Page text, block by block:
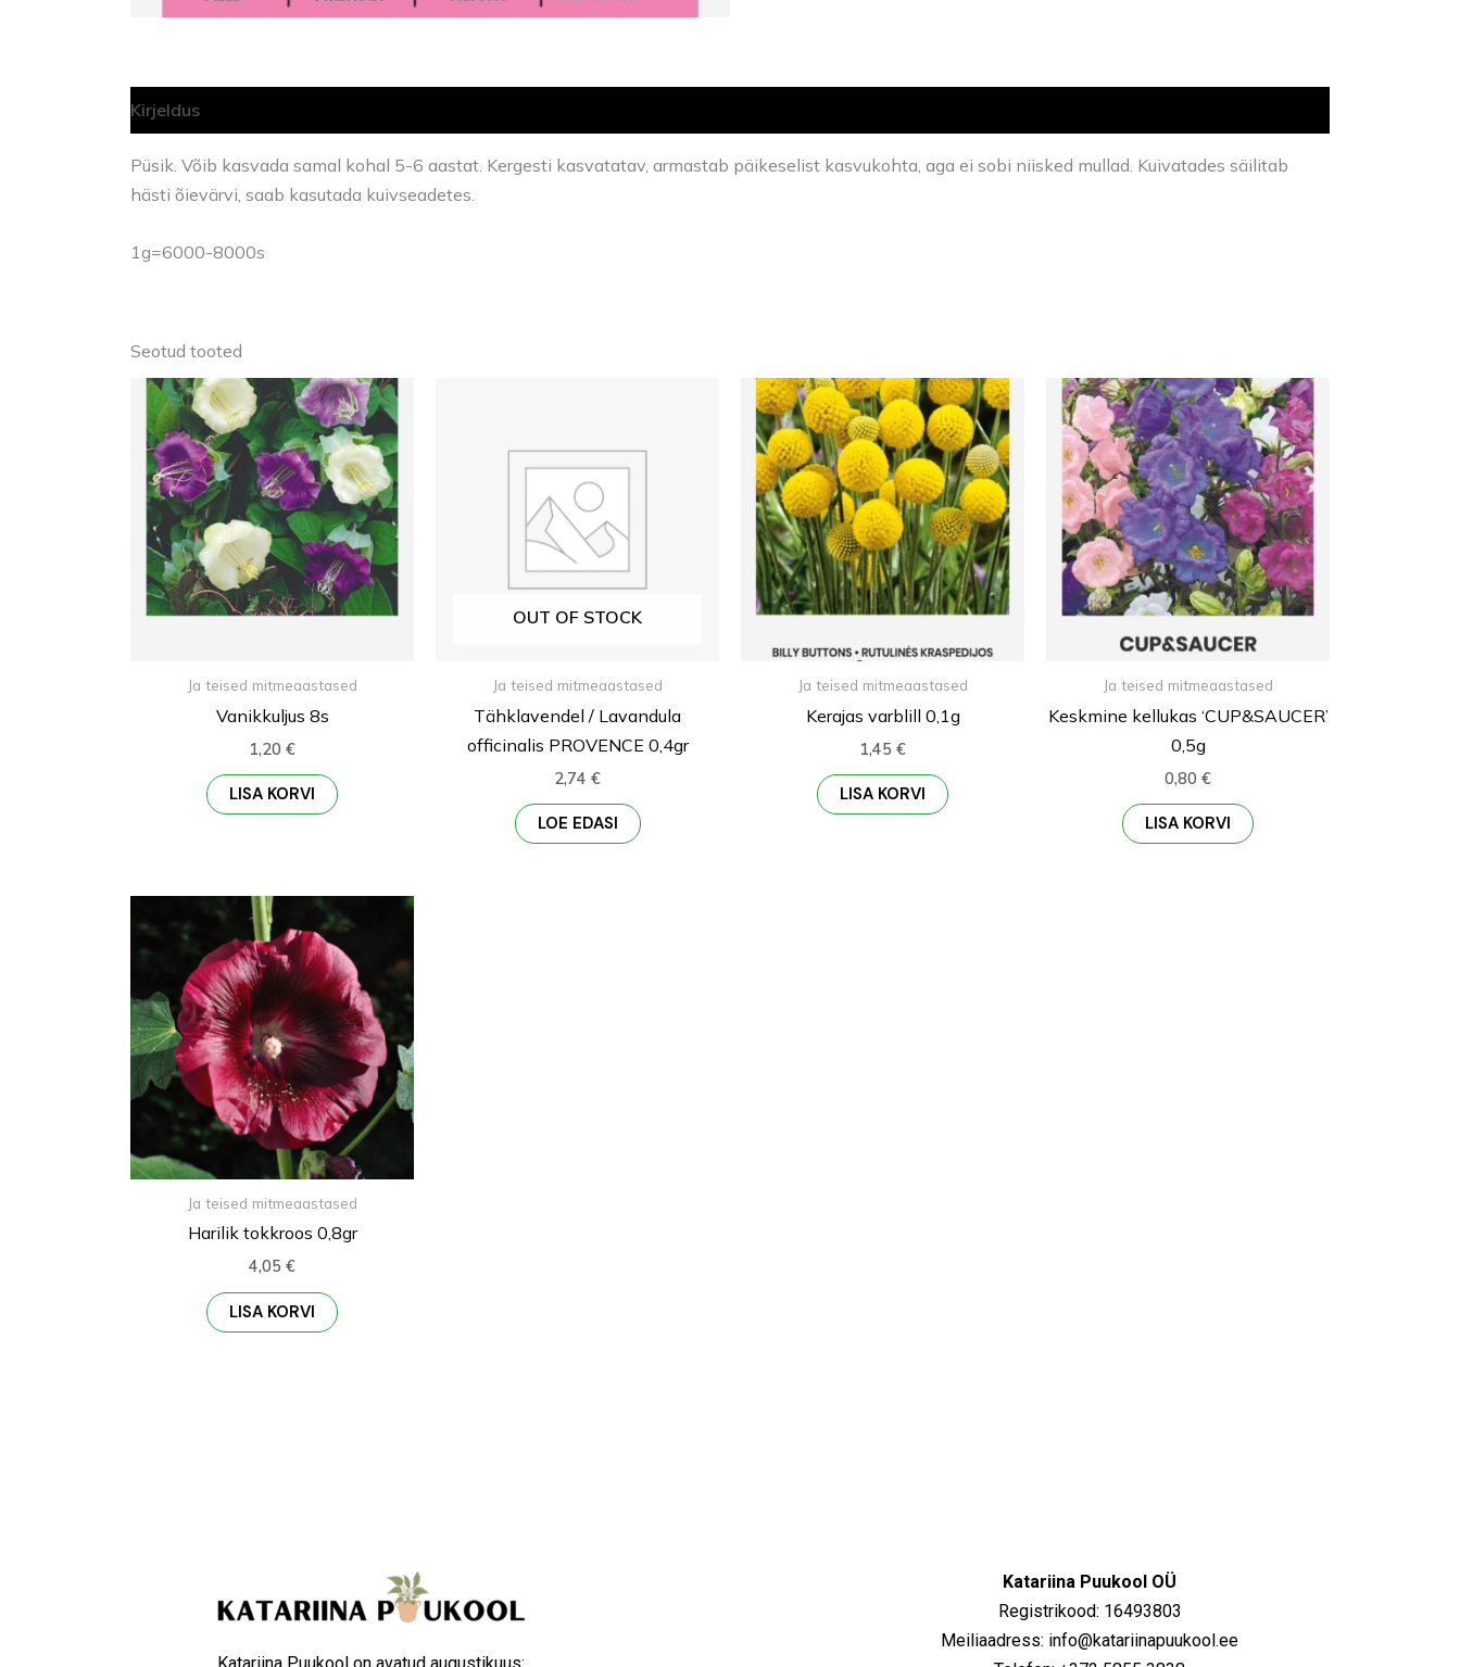
Kirjeldus
Püsik. Võib kasvada samal kohal 5-6 aastat. Kergesti kasvatatav, armastab päikeselist kasvukohta, aga ei sobi niisked mullad. Kuivatades säilitab
hästi õievärvi, saab kasutada kuivseadetes.
1g=6000-8000s
Seotud tooted
Ja teised mitmeaastased
Vanikkuljus 8s
1,20 €
LISA KORVI
OUT OF STOCK
Ja teised mitmeaastased
Tähklavendel / Lavandula
officinalis PROVENCE 0,4gr
2,74 €
LOE EDASI
Ja teised mitmeaastased
Kerajas varblill 0,1g
1,45 €
LISA KORVI
Ja teised mitmeaastased
Keskmine kellukas ‘CUP&SAUCER’
0,5g
0,80 €
LISA KORVI
Ja teised mitmeaastased
Harilik tokkroos 0,8gr
4,05 €
LISA KORVI
Katariina Puukool OÜ
Registrikood: 16493803
Meiliaadress: info@katariinapuukool.ee